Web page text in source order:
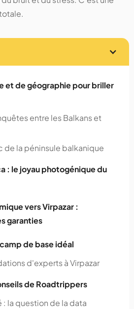
et de géographie pour briller
entre les Balkans et
de la péninsule balkanique
: le joyau photogénique du
vers Virpazar :
garanties
de base idéal
d'experts à Virpazar
de Roadtrippers
la question de la data